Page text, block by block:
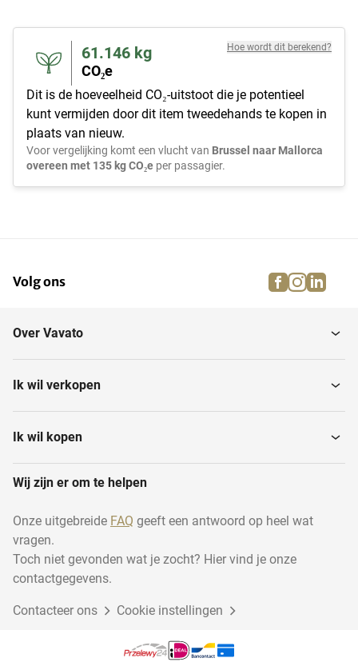
61.146 kg
CO₂e
Hoe wordt dit berekend?
Dit is de hoeveelheid CO₂-uitstoot die je potentieel
kunt vermijden door dit item tweedehands te kopen in
plaats van nieuw.
Voor vergelijking komt een vlucht van Brussel naar Mallorca
overeen met 135 kg CO₂e per passagier.
Volg ons facebook
Over Vavato
Ik wil verkopen
Ik wil kopen
Wij zijn er om te helpen
Onze uitgebreide FAQ geeft een antwoord op heel wat
vragen.
Toch niet gevonden wat je zocht? Hier vind je onze
contactgegevens.
Contacteer ons Cookie instellingen